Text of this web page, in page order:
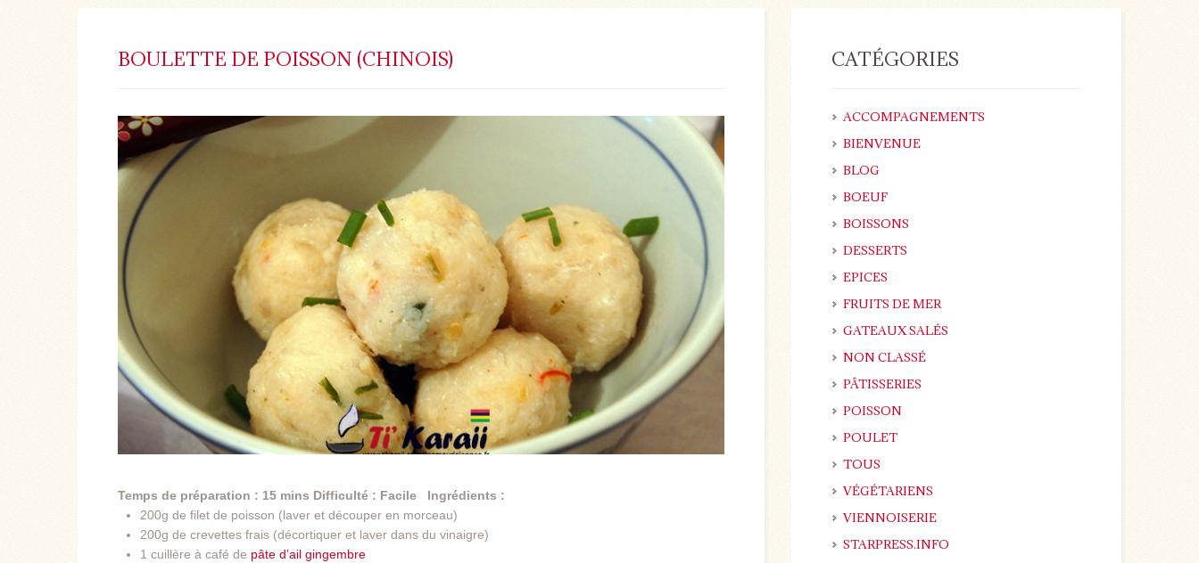
BOULETTE DE POISSON (CHINOIS)
Temps de préparation : 15 mins Difficulté : Facile
Ingrédients :
200g de filet de poisson (laver et découper en morceau)
200g de crevettes frais (décortiquer et laver dans du vinaigre)
1 cuillère à café de pâte d’ail gingembre
CATÉGORIES
ACCOMPAGNEMENTS
BIENVENUE
BLOG
BOEUF
BOISSONS
DESSERTS
EPICES
FRUITS DE MER
GATEAUX SALÉS
NON CLASSÉ
PÂTISSERIES
POISSON
POULET
TOUS
VÉGÉTARIENS
VIENNOISERIE
STARPRESS.INFO